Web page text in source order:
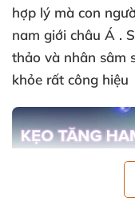
hợp lý mà con
nam giới châu Á .
thảo và nhân sâm
khỏe rất công hiệu